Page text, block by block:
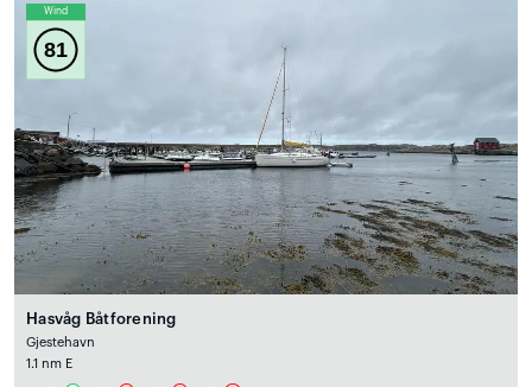
Wind
81
Hasvåg Båtforening
Gjestehavn
1.1 nm E